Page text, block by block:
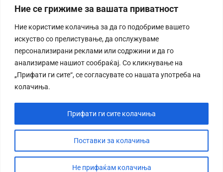
Ние се грижиме за вашата приватност
Ние користиме колачиња за да го подобриме вашето
искуство со прелистување, да опслужуваме
персонализирани реклами или содржини и да го
анализираме нашиот сообраќај. Со кликнување на
„Прифати ги сите“, се согласувате со нашата употреба на
колачиња.
Поставки за колачиња
Не прифаќам колачиња
Прифати ги сите колачиња